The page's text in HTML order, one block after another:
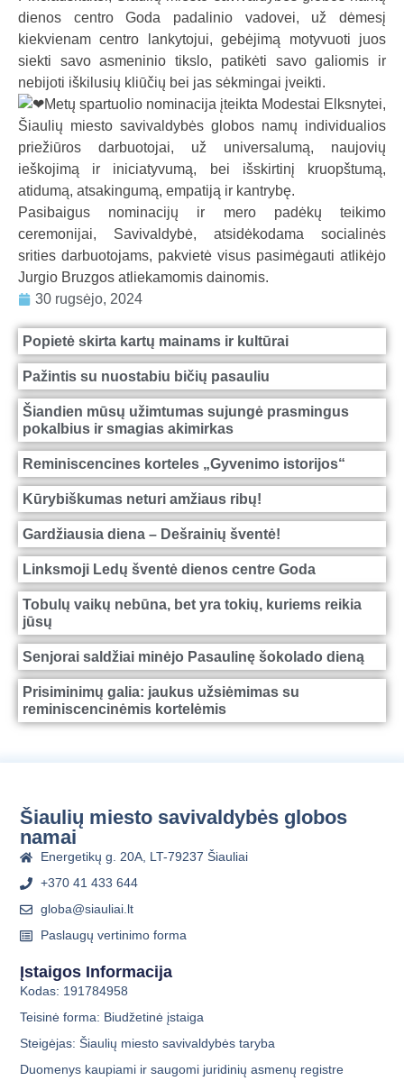
dienos centro Goda padalinio vadovei, už dėmesį
kiekvienam centro lankytojui, gebėjimą motyvuoti juos
siekti savo asmeninio tikslo, patikėti savo galiomis ir
nebijoti iškilusių kliūčių bei jas sėkmingai įveikti.
Metų spartuolio nominacija įteikta Modestai Elksnytei,
Šiaulių miesto savivaldybės globos namų individualios
priežiūros darbuotojai, už universalumą, naujovių
ieškojimą ir iniciatyvumą, bei išskirtinį kruopštumą,
atidumą, atsakingumą, empatiją ir kantrybę.
Pasibaigus nominacijų ir mero padėkų teikimo
ceremonijai, Savivaldybė, atsidėkodama socialinės
srities darbuotojams, pakvietė visus pasimėgauti atlikėjo
Jurgio Bruzgos atliekamomis dainomis.
30 rugsėjo, 2024
Popietė skirta kartų mainams ir kultūrai
Pažintis su nuostabiu bičių pasauliu
Šiandien mūsų užimtumas sujungė prasmingus
pokalbius ir smagias akimirkas
Reminiscencines korteles „Gyvenimo istorijos“
Kūrybiškumas neturi amžiaus ribų!
Gardžiausia diena – Dešrainių šventė!
Linksmoji Ledų šventė dienos centre Goda
Tobulų vaikų nebūna, bet yra tokių, kuriems reikia
jūsų
Senjorai saldžiai minėjo Pasaulinę šokolado dieną
Prisiminimų galia: jaukus užsiėmimas su
reminiscencinėmis kortelėmis
Šiaulių miesto savivaldybės globos
namai
Energetikų g. 20A, LT-79237 Šiauliai
+370 41 433 644
globa@siauliai.lt
Paslaugų vertinimo forma
Įstaigos Informacija
Kodas: 191784958
Teisinė forma: Biudžetinė įstaiga
Steigėjas: Šiaulių miesto savivaldybės taryba
Duomenys kaupiami ir saugomi juridinių asmenų registre